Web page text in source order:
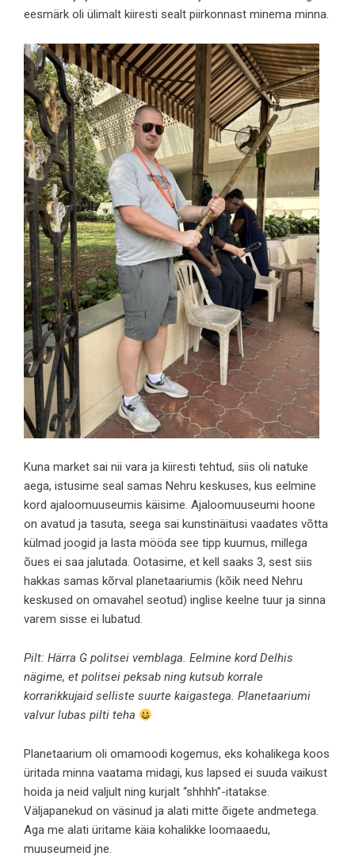
eesmärk oli ülimalt kiiresti sealt piirkonnast minema minna.
Kuna market sai nii vara ja kiiresti tehtud, siis oli natuke
aega, istusime seal samas Nehru keskuses, kus eelmine
kord ajaloomuuseumis käisime. Ajaloomuuseumi hoone
on avatud ja tasuta, seega sai kunstinäitusi vaadates võtta
külmad joogid ja lasta mööda see tipp kuumus, millega
õues ei saa jalutada. Ootasime, et kell saaks 3, sest siis
hakkas samas kõrval planetaariumis (kõik need Nehru
keskused on omavahel seotud) inglise keelne tuur ja sinna
varem sisse ei lubatud.
Pilt: Härra G politsei vemblaga. Eelmine kord Delhis
nägime, et politsei peksab ning kutsub korrale
korrarikkujaid selliste suurte kaigastega. Planetaariumi
valvur lubas pilti teha
Planetaarium oli omamoodi kogemus, eks kohalikega koos
üritada minna vaatama midagi, kus lapsed ei suuda vaikust
hoida ja neid valjult ning kurjalt “shhhh”-itatakse.
Väljapanekud on väsinud ja alati mitte õigete andmetega.
Aga me alati üritame käia kohalikke loomaaedu,
muuseumeid jne.